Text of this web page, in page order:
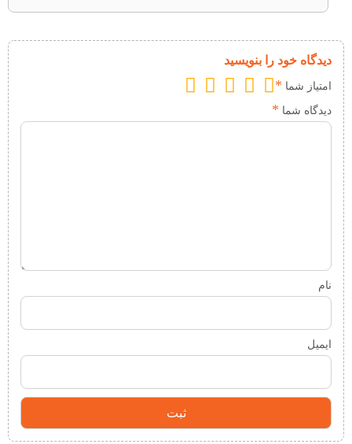
دیدگاه خود را بنویسید
امتیاز شما *
دیدگاه شما *
نام
ایمیل